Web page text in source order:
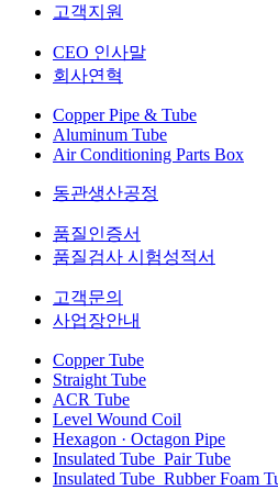
고객지원
CEO 인사말
회사연혁
Copper Pipe & Tube
Aluminum Tube
Air Conditioning Parts Box
동관생산공정
품질인증서
품질검사 시험성적서
고객문의
사업장안내
Copper Tube
Straight Tube
ACR Tube
Level Wound Coil
Hexagon · Octagon Pipe
Insulated Tube_Pair Tube
Insulated Tube_Rubber Foam